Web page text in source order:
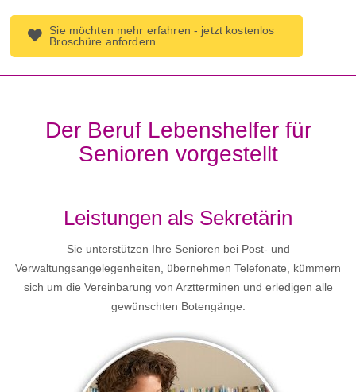
Sie möchten mehr erfahren - jetzt kostenlos
Broschüre anfordern
Der Beruf Lebenshelfer für
Senioren vorgestellt
Leistungen als Sekretärin
Sie unterstützen Ihre Senioren bei Post- und
Verwaltungsangelegenheiten, übernehmen Telefonate, kümmern
sich um die Vereinbarung von Arztterminen und erledigen alle
gewünschten Botengänge.